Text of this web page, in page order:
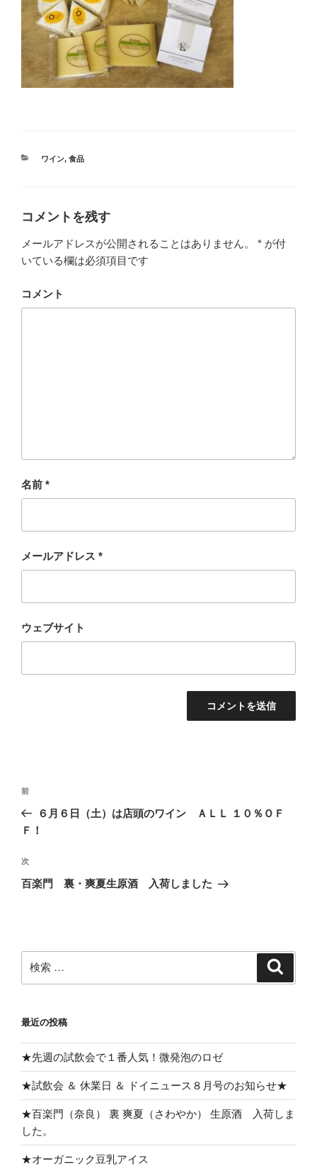
カ
ー
ワイン, 食品
コメントを残す
メールアドレスが公開されることはありません。 * が付
いている欄は必須項目です
コメント
名前 *
メールアドレス *
ウェブサイト
投
ナ
ゲ
ー
過
去
の
稿
前
６月６日（土）は店頭のワイン ＡＬＬ １０％ＯＦ
Ｆ！
次
の
次
百楽門 裏・爽夏生原酒 入荷しました
検
索:
最近の投稿
★先週の試飲会で１番人気！微発泡のロゼ
★試飲会 ＆ 休業日 ＆ ドイニュース８月号のお知らせ★
★百楽門（奈良） 裏 爽夏（さわやか） 生原酒 入荷しま
した。
★オーガニック豆乳アイス